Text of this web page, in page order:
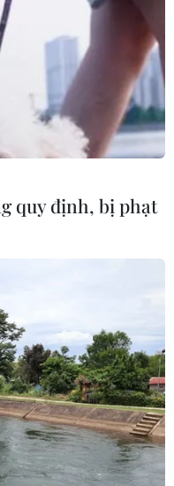
biển tiếp bờ
Ngãi, cáp 20KV
quốc gia ra Lý Sơn
an toàn.
quy định, bị phạt